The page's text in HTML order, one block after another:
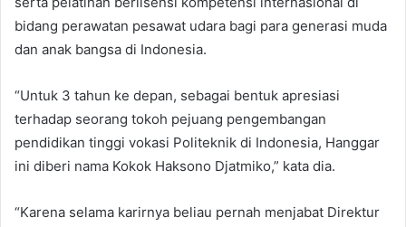
bidang perawatan pesawat udara bagi para generasi muda
dan anak bangsa di Indonesia.
“Untuk 3 tahun ke depan, sebagai bentuk apresiasi
terhadap seorang tokoh pejuang pengembangan
pendidikan tinggi vokasi Politeknik di Indonesia, Hanggar
ini diberi nama Kokok Haksono Djatmiko,” kata dia.
“Karena selama karirnya beliau pernah menjabat Direktur